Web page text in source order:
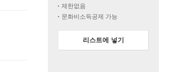
제한없음
문화비소득공제 가능
리스트에 넣기